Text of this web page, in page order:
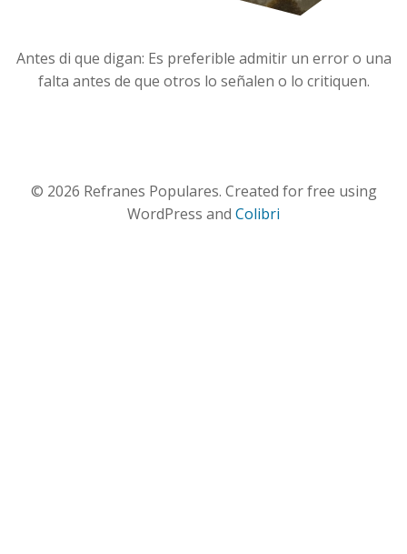
Antes di que digan: Es preferible admitir un error o una
falta antes de que otros lo señalen o lo critiquen.
© 2026 Refranes Populares. Created for free using
WordPress and Colibri